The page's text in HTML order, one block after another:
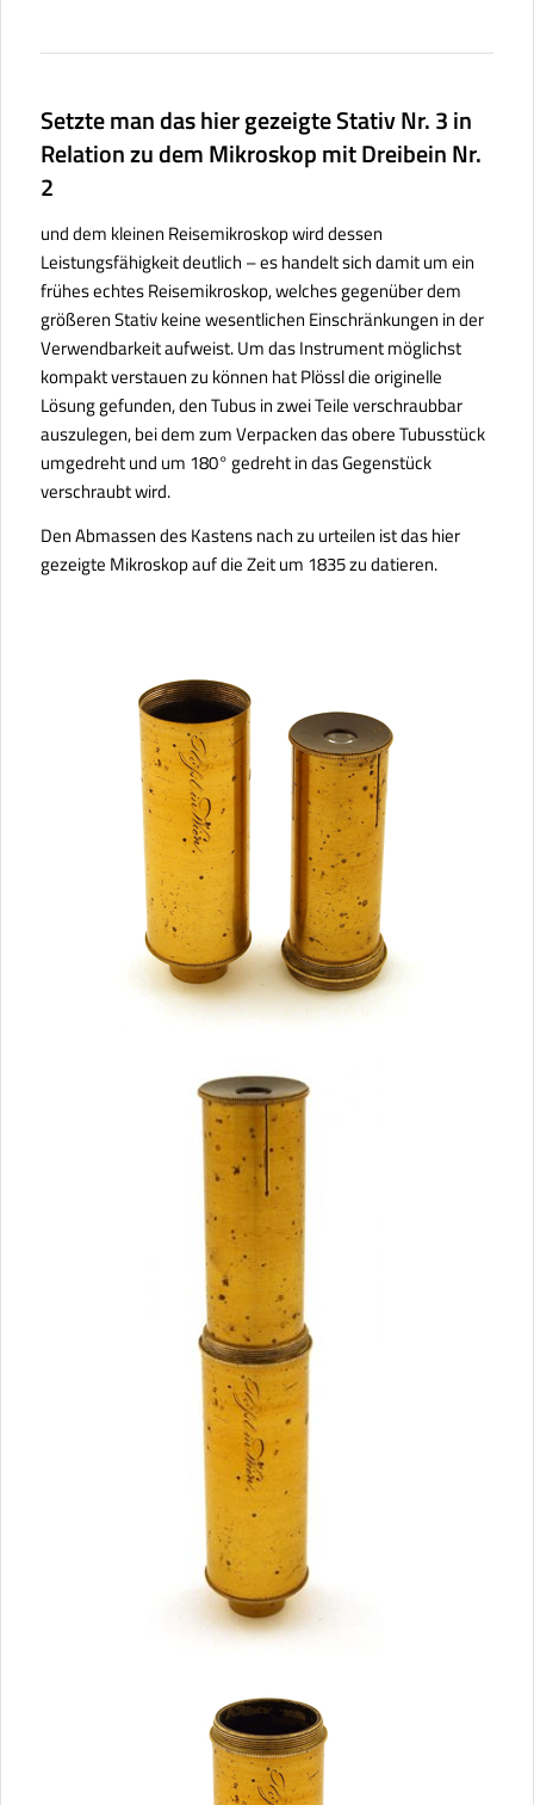
Setzte man das hier gezeigte Stativ Nr. 3 in
Relation zu dem Mikroskop mit Dreibein Nr.
2
und dem kleinen Reisemikroskop wird dessen
Leistungsfähigkeit deutlich – es handelt sich damit um ein
frühes echtes Reisemikroskop, welches gegenüber dem
größeren Stativ keine wesentlichen Einschränkungen in der
Verwendbarkeit aufweist. Um das Instrument möglichst
kompakt verstauen zu können hat Plössl die originelle
Lösung gefunden, den Tubus in zwei Teile verschraubbar
auszulegen, bei dem zum Verpacken das obere Tubusstück
umgedreht und um 180° gedreht in das Gegenstück
verschraubt wird.
Den Abmassen des Kastens nach zu urteilen ist das hier
gezeigte Mikroskop auf die Zeit um 1835 zu datieren.